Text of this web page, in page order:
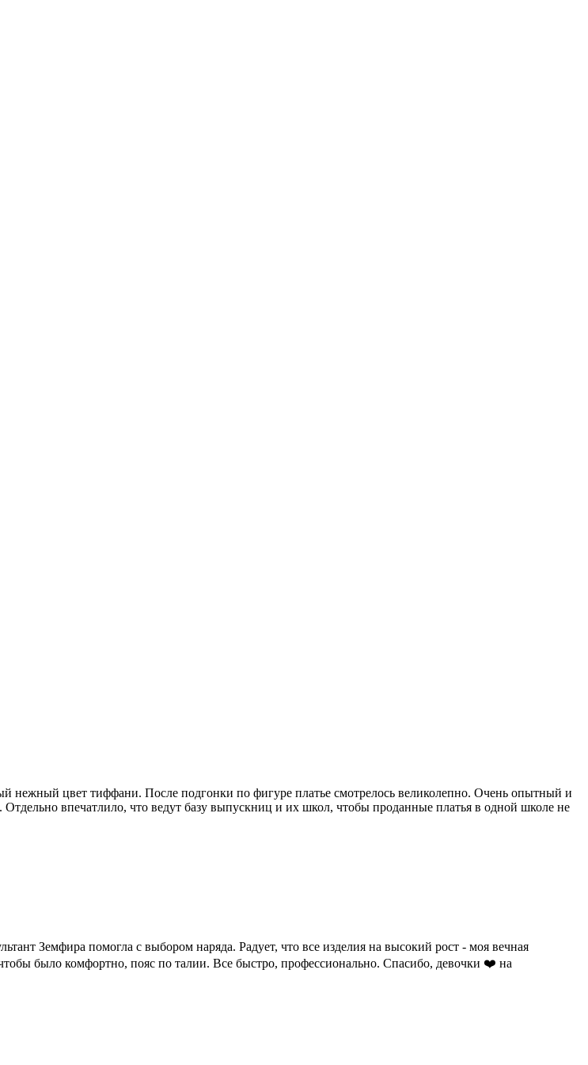
нежный цвет тиффани. После подгонки по фигуре платье смотрелось великолепно. Очень опытный и
Отдельно впечатлило, что ведут базу выпускниц и их школ, чтобы проданные платья в одной школе не
Земфира помогла с выбором наряда. Радует, что все изделия на высокий рост - моя вечная
было комфортно, пояс по талии. Все быстро, профессионально. Спасибо, девочки ❤️ на